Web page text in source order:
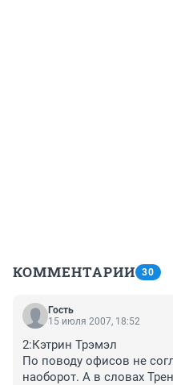
КОММЕНТАРИИ 30
Гость
15 июля 2007, 18:52
2:Кэтрин Трэмэл
По поводу офисов не
наоборот. А в словах